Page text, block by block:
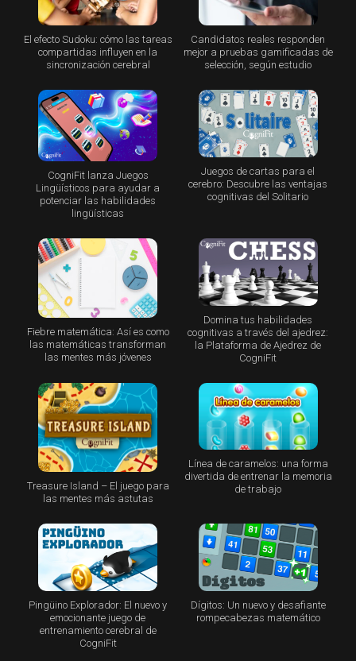
El efecto Sudoku: cómo las tareas
compartidas influyen en la
sincronización cerebral
Candidatos reales responden
mejor a pruebas gamificadas de
selección, según estudio
CogniFit lanza Juegos
Lingüísticos para ayudar a
potenciar las habilidades
lingüísticas
Juegos de cartas para el
cerebro: Descubre las ventajas
cognitivas del Solitario
Fiebre matemática: Así es como
las matemáticas transforman
las mentes más jóvenes
Domina tus habilidades
cognitivas a través del ajedrez:
la Plataforma de Ajedrez de
CogniFit
Treasure Island – El juego para
las mentes más astutas
Línea de caramelos: una forma
divertida de entrenar la memoria
de trabajo
Pingüino Explorador: El nuevo y
emocionante juego de
entrenamiento cerebral de
CogniFit
Dígitos: Un nuevo y desafiante
rompecabezas matemático